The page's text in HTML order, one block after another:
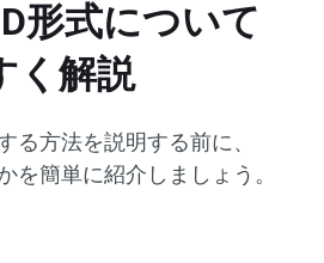
形式について
く解説
る方法を説明する前に、
を簡単に紹介しましょう。